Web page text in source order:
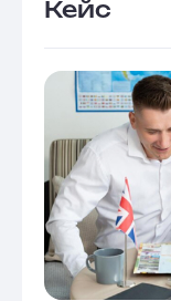
Кейс